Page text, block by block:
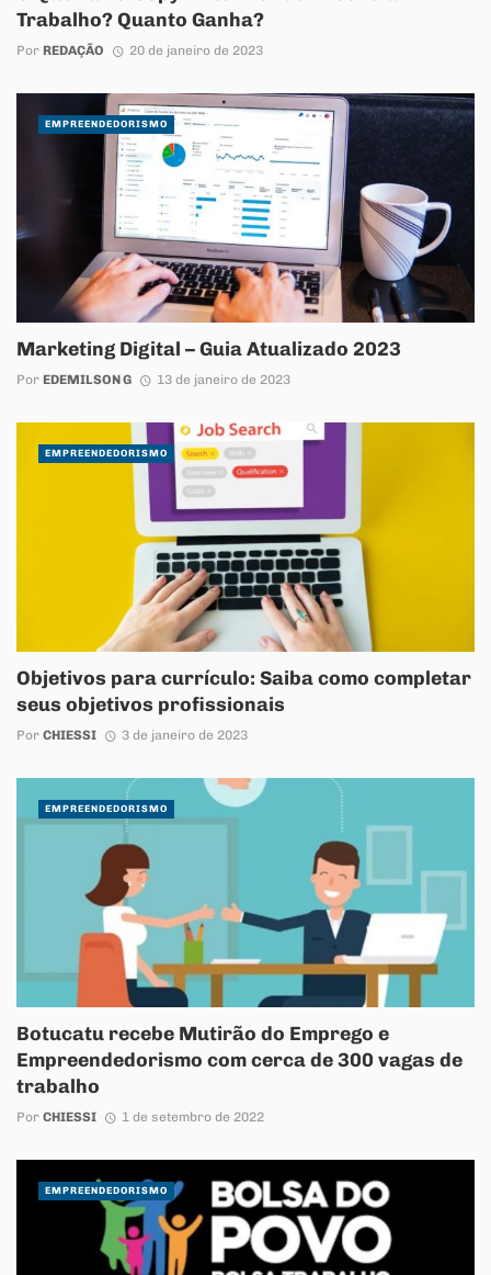
Trabalho? Quanto Ganha?
Por REDAÇÃO 20 de janeiro de 2023
Marketing Digital – Guia Atualizado 2023
Por EDEMILSON G 13 de janeiro de 2023
EMPREENDEDORISMO
Objetivos para currículo: Saiba como completar
seus objetivos profissionais
Por CHIESSI 3 de janeiro de 2023
EMPREENDEDORISMO
Botucatu recebe Mutirão do Emprego e
Empreendedorismo com cerca de 300 vagas de
trabalho
Por CHIESSI 1 de setembro de 2022
EMPREENDEDORISMO
EMPREENDEDORISMO